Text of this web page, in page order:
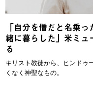
「自分を僧だと名乗
緒に暮らした」米ミュ
る
キリスト教徒から、ヒンドゥ
くなく神聖なもの。